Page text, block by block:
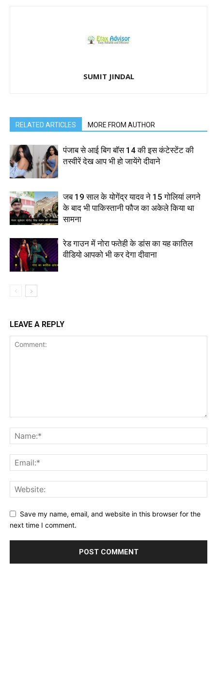
SUMIT JINDAL
RELATED ARTICLES MORE FROM AUTHOR
पंजाब से आई बिग बॉस 14 की इस कंटेस्टेंट की
तस्वीरें देख आप भी हो जायेंगे दीवाने
जब 19 साल के योगेंद्र यादव ने 15 गोलियां लगने
के बाद भी पाकिस्तानी फौज का अकेले किया था
सामना
रेड गाउन में नोरा फतेही के डांस का यह कातिल
वीडियो आपको भी कर देगा दीवाना
LEAVE A REPLY
Save my name, email, and website in this browser for the
next time I comment.